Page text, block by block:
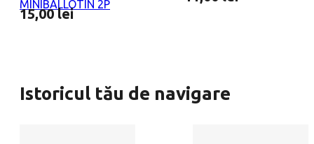
MINIBALLOTIN 2P
15,00lei
Istoricul tău de navigare